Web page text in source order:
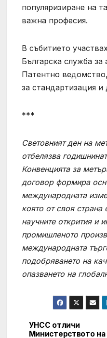
популяризиране на
важна професия.
В събитието
Българска служба за
Патентно
за стандартизация и
***
Световният ден на
отбелязва
Конвенцията за
договор формира
международната
която от своя страна
научните открития и
промишленото
международната
подобряването на
опазването на
Post
УНСС отличи
Министерството на